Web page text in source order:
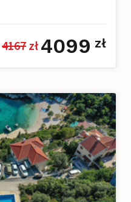
4167 zł 4099 zł